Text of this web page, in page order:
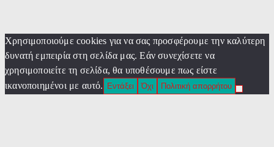
Χρησιμοποιούμε cookies για να σας προσφέρουμε την καλύτερη
δυνατή εμπειρία στη σελίδα μας. Εάν συνεχίσετε να
χρησιμοποιείτε τη σελίδα, θα υποθέσουμε πως είστε
ικανοποιημένοι με αυτό.
Εντάξει Όχι Πολιτική απορρήτου